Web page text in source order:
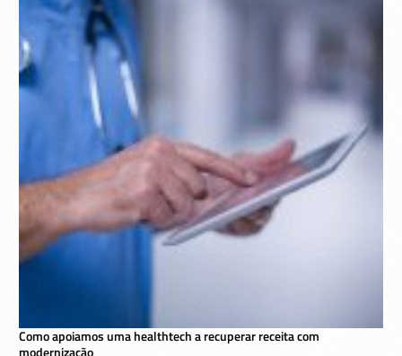
Como apoiamos uma healthtech a recuperar receita com
modernização